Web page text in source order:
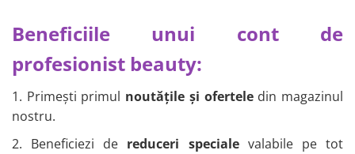
Beneficiile unui cont de
profesionist beauty:
1. Primești primul noutățile și oferteledin magazinul
nostru.
2. Beneficiezi de reduceri specialevalabile pe tot